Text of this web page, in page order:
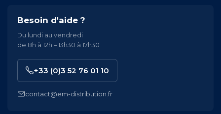
Besoin d'aide ?
Du lundi au vendredi
de 8h à 12h – 13h30 à 17h30
+33 (0)3 52 76 01 10
contact@em-distribution.fr